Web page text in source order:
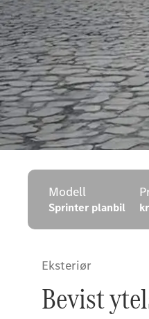
Modell
Sprinter planbil
Eksteriør
Bevist